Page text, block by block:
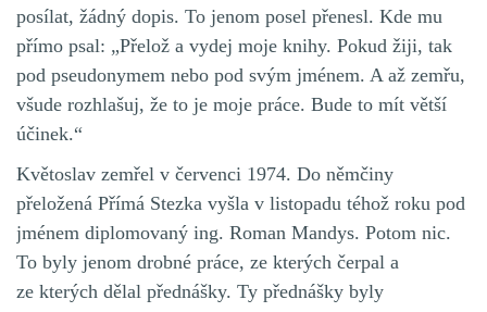
posílat, žádný dopis. To jenom posel přenesl. Kde mu
přímo psal: „Přelož a vydej moje knihy. Pokud žiji, tak
pod pseudonymem nebo pod svým jménem. A až zemřu,
všude rozhlašuj, že to je moje práce. Bude to mít větší
účinek.“
Květoslav zemřel v červenci 1974. Do němčiny
přeložená Přímá Stezka vyšla v listopadu téhož roku pod
jménem diplomovaný ing. Roman Mandys. Potom nic.
To byly jenom drobné práce, ze kterých čerpal a
ze kterých dělal přednášky. Ty přednášky byly